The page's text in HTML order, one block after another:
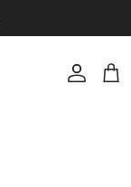
Account Cart